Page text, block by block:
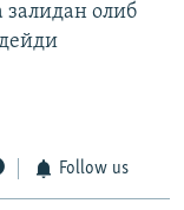
залидан олиб
Follow us